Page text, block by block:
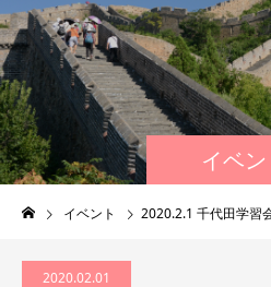
イベン
イベント 2020.2.1 千代田学習
2020.02.01